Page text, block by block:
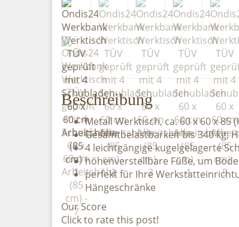
Beschreibung
Metall Werktisch, ca. 60 x 60 x 85
Gesamtbelastbarkeit bis 340 kg,
4 leichtgängige kugelgelagerte
höhenverstellbare Füße, um
perfekt für Ihre
Hängeschränke
Our Score
Click to rate this post!